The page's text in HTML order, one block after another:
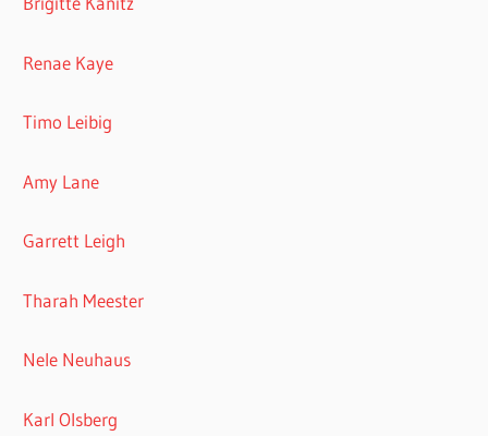
Renae Kaye
Timo Leibig
Amy Lane
Garrett Leigh
Tharah Meester
Nele Neuhaus
Karl Olsberg